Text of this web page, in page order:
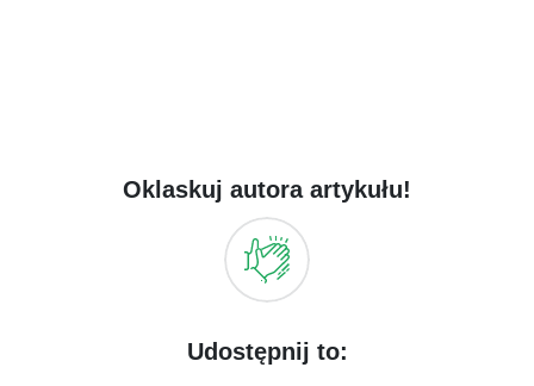
Oklaskuj autora artykułu!
Udostępnij to: